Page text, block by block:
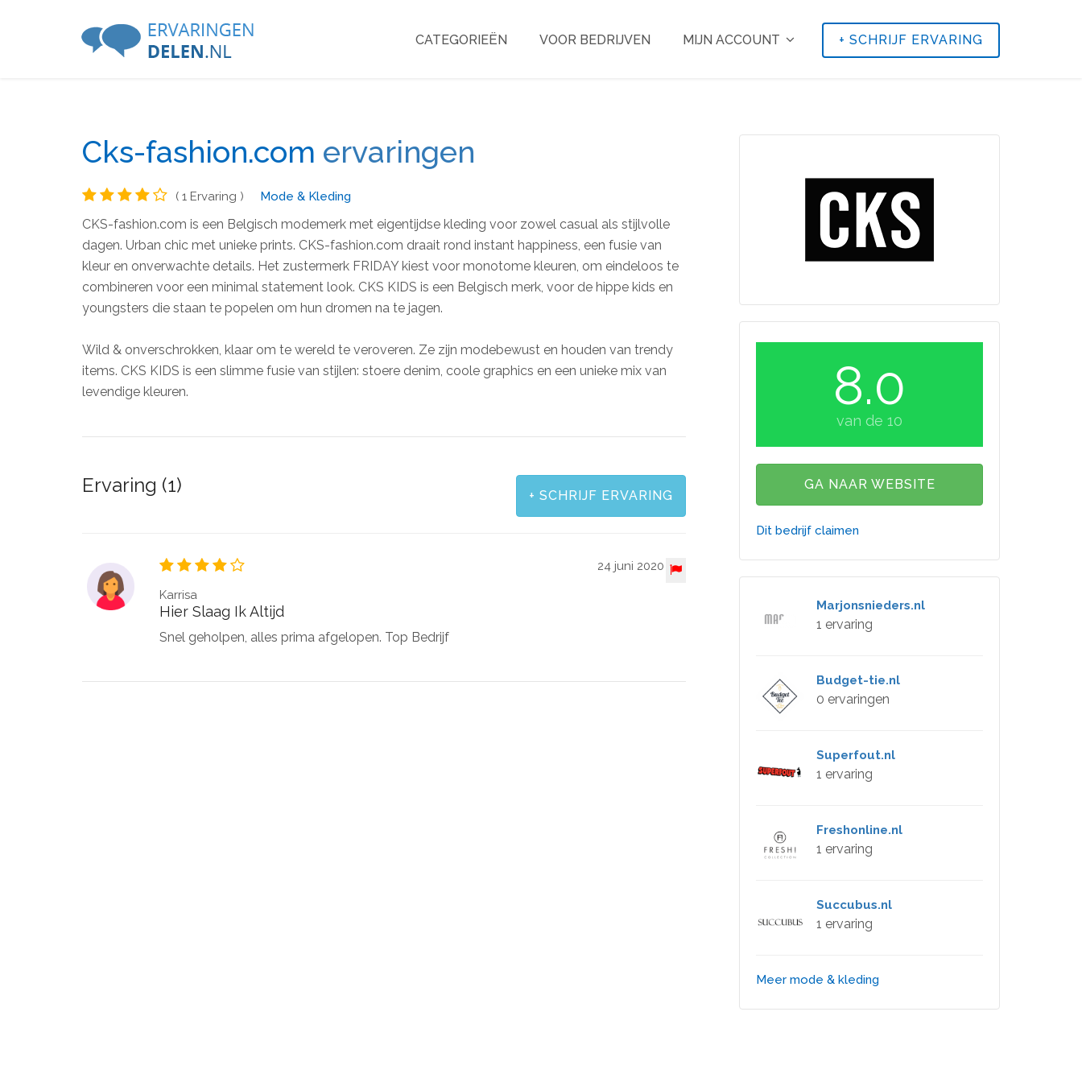
CATEGORIEËN VOOR BEDRIJVEN MIJN ACCOUNT + SCHRIJF ERVARING
Cks-fashion.com ervaringen
( 1 Ervaring ) Mode & Kleding
CKS-fashion.com is een Belgisch modemerk met eigentijdse kleding voor zowel casual als stijlvolle
dagen. Urban chic met unieke prints. CKS-fashion.com draait rond instant happiness, een fusie van
kleur en onverwachte details. Het zustermerk FRIDAY kiest voor monotome kleuren, om eindeloos te
combineren voor een minimal statement look. CKS KIDS is een Belgisch merk, voor de hippe kids en
youngsters die staan te popelen om hun dromen na te jagen.
Wild & onverschrokken, klaar om te wereld te veroveren. Ze zijn modebewust en houden van trendy
items. CKS KIDS is een slimme fusie van stijlen: stoere denim, coole graphics en een unieke mix van
levendige kleuren.
+ SCHRIJF ERVARING
Ervaring (1)
24 juni 2020
Karrisa
Hier Slaag Ik Altijd
Snel geholpen, alles prima afgelopen. Top Bedrijf
8.0
van de 10
GA NAAR WEBSITE
Dit bedrijf claimen
Marjonsnieders.nl
1 ervaring
Budget-tie.nl
0 ervaringen
Superfout.nl
1 ervaring
Freshonline.nl
1 ervaring
Succubus.nl
1 ervaring
Meer mode & kleding